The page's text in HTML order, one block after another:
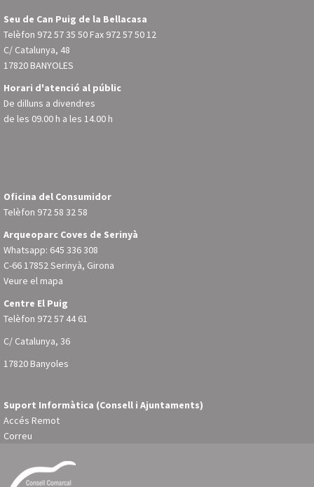
Seu de Can Puig de la Bellacasa
Telèfon 972 57 35 50 Fax 972 57 50 12
C/ Catalunya, 48
17820 BANYOLES
Horari d'atenció al públic
De dilluns a divendres
de les 09.00 h a les 14.00 h
Oficina del Consumidor
Telèfon 972 58 32 58
Arqueoparc Coves de Serinyà
Whatsapp: 645 336 308
C-66 17852 Serinyà, Girona
Veure el mapa
Centre El Puig
Telèfon 972 57 44 61
C/ Catalunya, 36
17820 Banyoles
Suport Informàtica (Consell i Ajuntaments)
Accés Remot
Correu